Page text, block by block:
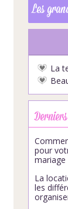
Les
La
pour
mariage
La
les